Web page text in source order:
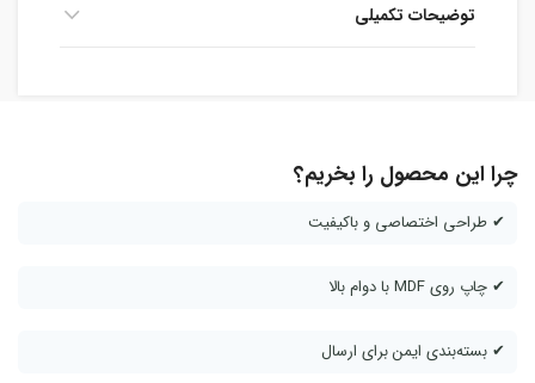
توضیحات تکمیلی
چرا این محصول را بخریم؟
✔ طراحی اختصاصی و باکیفیت
✔ چاپ روی MDF با دوام بالا
✔ بسته‌بندی ایمن برای ارسال